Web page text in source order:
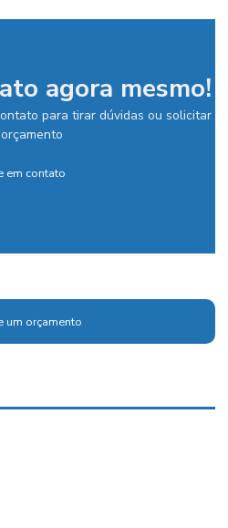
agora mesmo!
para tirar dúvidas ou solicitar
em contato
um orçamento